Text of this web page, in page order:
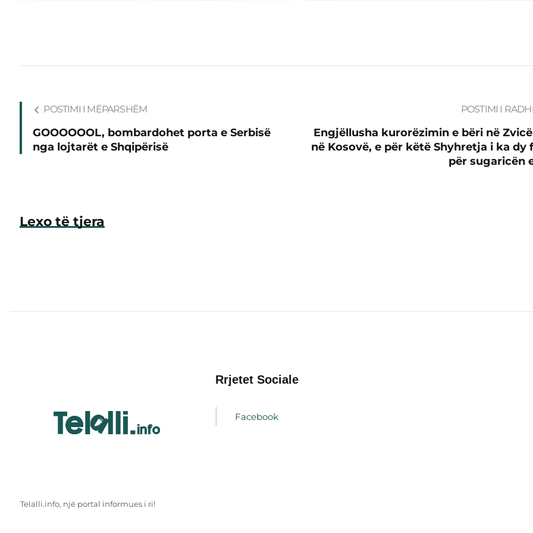
POSTIMI I MËPARSHËM
GOOOOOOL, bombardohet porta e Serbisë
nga lojtarët e Shqipërisë
POSTIMI I
Engjëllusha kurorëzimin e bëri në
në Kosovë, e për këtë Shyhretja i ka dy
për sugaricën
Lexo të tjera
Telalli.info, një portal informues i ri!
Rrjetet Sociale
Facebook